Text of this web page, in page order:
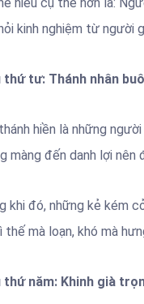
kinh nghiệm từ người
thứ tư: Thánh nhân
hiền là những
màng đến danh lợi
khi đó, những kẻ kém
thế mà loạn, khó mà
thứ năm: Khinh già